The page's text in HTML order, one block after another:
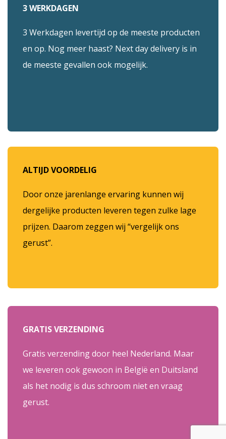
3 WERKDAGEN
3 Werkdagen levertijd op de meeste producten
en op. Nog meer haast? Next day delivery is in
de meeste gevallen ook mogelijk.
ALTIJD VOORDELIG
Door onze jarenlange ervaring kunnen wij
dergelijke producten leveren tegen zulke lage
prijzen. Daarom zeggen wij “vergelijk ons
gerust”.
GRATIS VERZENDING
Gratis verzending door heel Nederland. Maar
we leveren ook gewoon in België en Duitsland
als het nodig is dus schroom niet en vraag
gerust.